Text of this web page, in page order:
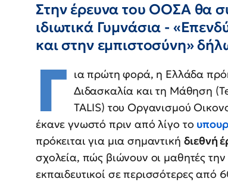
Στην έρευνα του ΟΟΣΑ θα
ιδιωτικά Γυμνάσια -
και στην εμπιστοσύνη»
Γ ια πρώτη φορά, η Ελλάδα
Διδασκαλία και τη Μάθηση
TALIS) του Οργανισμού
έκανε γνωστό πριν από λίγο το
πρόκειται για μια σημαντική διεθνή
σχολεία, πώς βιώνουν οι μαθητές
εκπαιδευτικοί σε περισσότερες